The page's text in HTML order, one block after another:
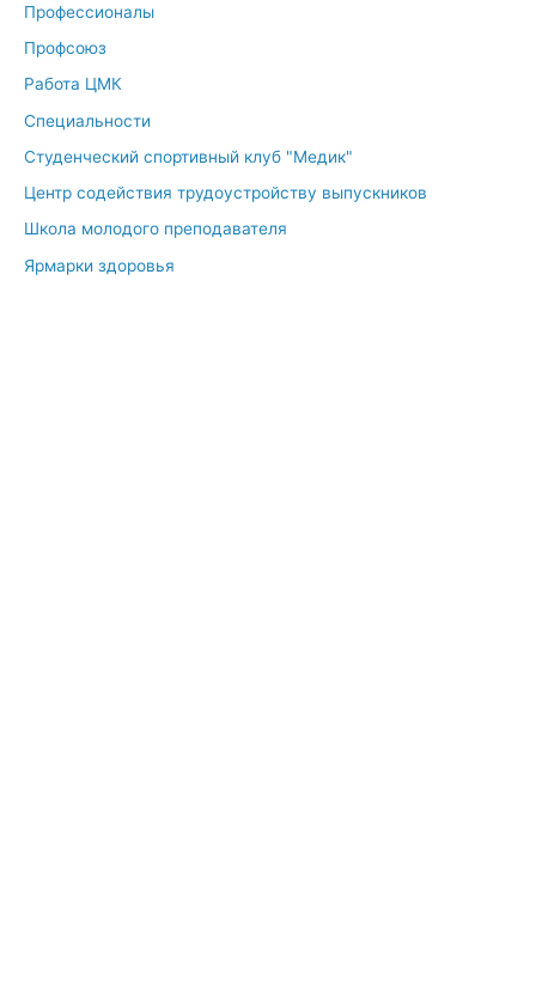
Профессионалы
Профсоюз
Работа ЦМК
Специальности
Студенческий спортивный клуб "Медик"
Центр содействия трудоустройству выпускников
Школа молодого преподавателя
Ярмарки здоровья